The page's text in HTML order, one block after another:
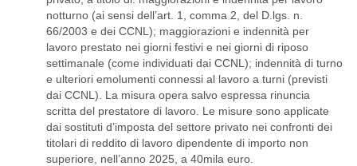
notturno (ai sensi dell’art. 1, comma 2, del D.lgs. n.
66/2003 e dei CCNL); maggiorazioni e indennità per
lavoro prestato nei giorni festivi e nei giorni di riposo
settimanale (come individuati dai CCNL); indennità di turno
e ulteriori emolumenti connessi al lavoro a turni (previsti
dai CCNL). La misura opera salvo espressa rinuncia
scritta del prestatore di lavoro. Le misure sono applicate
dai sostituti d’imposta del settore privato nei confronti dei
titolari di reddito di lavoro dipendente di importo non
superiore, nell’anno 2025, a 40mila euro.